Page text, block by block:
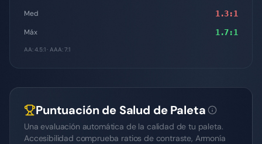
Med
1.3:1
Máx
1.7:1
AA: 4.5:1 · AAA: 7:1
Puntuación de Salud de Paleta
Una evaluación automática de la calidad de tu paleta.
Accesibilidad comprueba ratios de contraste, Armonía